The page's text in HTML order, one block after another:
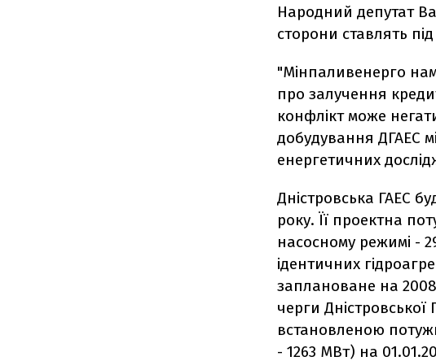
Народний депутат
сторони ставлять
"Мінпаливенерго
про залучення
конфлікт може
добудування ДГАЕС
енергетичних
Дністровська ГАЕС
року. Її проектна
насосному режимі -
ідентичних
заплановане на
черги Дністровської
встановленою
- 1263 МВт) на